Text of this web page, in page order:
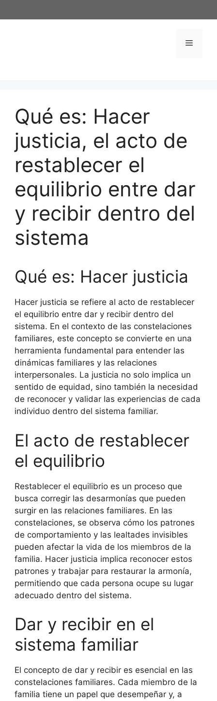
al
Menú
Qué es: Hacer
justicia, el acto de
restablecer el
equilibrio entre dar
y recibir dentro del
sistema
Qué es: Hacer justicia
Hacer justicia se refiere al acto de restablecer
el equilibrio entre dar y recibir dentro del
sistema. En el contexto de las constelaciones
familiares, este concepto se convierte en una
herramienta fundamental para entender las
dinámicas familiares y las relaciones
interpersonales. La justicia no solo implica un
sentido de equidad, sino también la necesidad
de reconocer y validar las experiencias de cada
individuo dentro del sistema familiar.
El acto de restablecer
el equilibrio
Restablecer el equilibrio es un proceso que
busca corregir las desarmonías que pueden
surgir en las relaciones familiares. En las
constelaciones, se observa cómo los patrones
de comportamiento y las lealtades invisibles
pueden afectar la vida de los miembros de la
familia. Hacer justicia implica reconocer estos
patrones y trabajar para restaurar la armonía,
permitiendo que cada persona ocupe su lugar
adecuado dentro del sistema.
Dar y recibir en el
sistema familiar
El concepto de dar y recibir es esencial en las
constelaciones familiares. Cada miembro de la
familia tiene un papel que desempeñar y, a